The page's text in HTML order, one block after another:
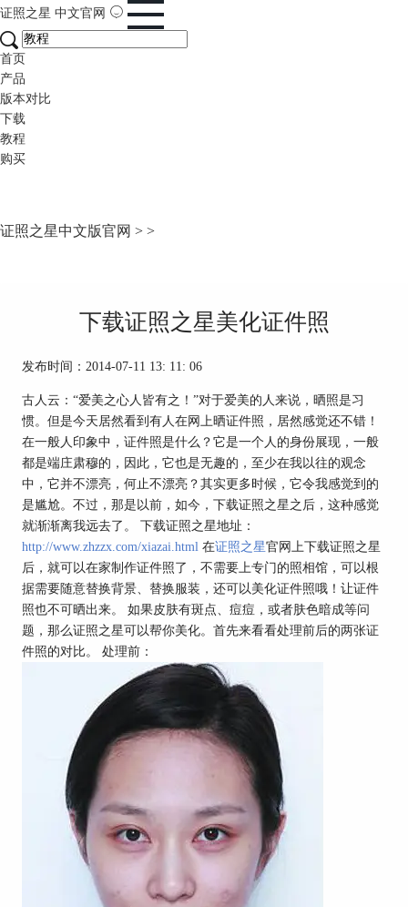
证照之星 中文官网
首页
产品
版本对比
下载
教程
购买
证照之星中文版官网 > >
下载证照之星美化证件照
发布时间：2014-07-11 13: 11: 06
古人云：“爱美之心人皆有之！”对于爱美的人来说，晒照是习
惯。但是今天居然看到有人在网上晒证件照，居然感觉还不错！
在一般人印象中，证件照是什么？它是一个人的身份展现，一般
都是端庄肃穆的，因此，它也是无趣的，至少在我以往的观念
中，它并不漂亮，何止不漂亮？其实更多时候，它令我感觉到的
是尴尬。不过，那是以前，如今，下载证照之星之后，这种感觉
就渐渐离我远去了。 下载证照之星地址：
http://www.zhzzx.com/xiazai.html 在证照之星官网上下载证照之星
后，就可以在家制作证件照了，不需要上专门的照相馆，可以根
据需要随意替换背景、替换服装，还可以美化证件照哦！让证件
照也不可晒出来。 如果皮肤有斑点、痘痘，或者肤色暗成等问
题，那么证照之星可以帮你美化。首先来看看处理前后的两张证
件照的对比。 处理前：